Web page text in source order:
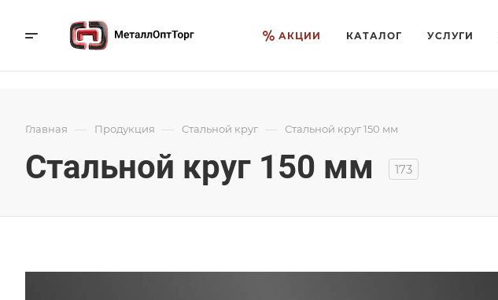
АКЦИИ КАТАЛОГ УСЛУГИ
Главная — Продукция — Стальной круг — Стальной круг 150 мм
Стальной круг 150 мм 173